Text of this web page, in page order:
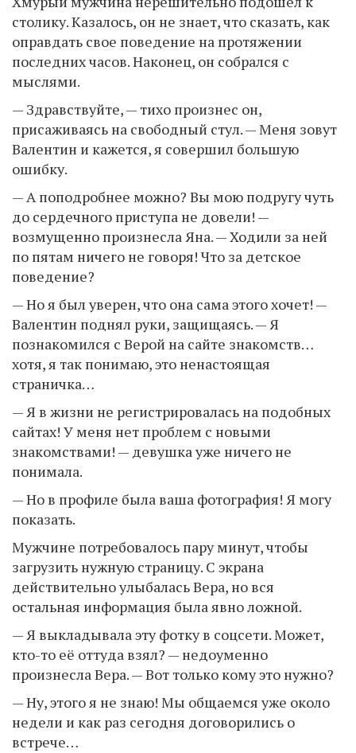
столику. Казалось, он не знает, что сказать, как
оправдать свое поведение на протяжении
последних часов. Наконец, он собрался с
мыслями.
— Здравствуйте, — тихо произнес он,
присаживаясь на свободный стул. — Меня зовут
Валентин и кажется, я совершил большую
ошибку.
— А поподробнее можно? Вы мою подругу чуть
до сердечного приступа не довели! —
возмущенно произнесла Яна. — Ходили за ней
по пятам ничего не говоря! Что за детское
поведение?
— Но я был уверен, что она сама этого хочет! —
Валентин поднял руки, защищаясь. — Я
познакомился с Верой на сайте знакомств…
хотя, я так понимаю, это ненастоящая
страничка…
— Я в жизни не регистрировалась на подобных
сайтах! У меня нет проблем с новыми
знакомствами! — девушка уже ничего не
понимала.
— Но в профиле была ваша фотография! Я могу
показать.
Мужчине потребовалось пару минут, чтобы
загрузить нужную страницу. С экрана
действительно улыбалась Вера, но вся
остальная информация была явно ложной.
— Я выкладывала эту фотку в соцсети. Может,
кто-то её оттуда взял? — недоуменно
произнесла Вера. — Вот только кому это нужно?
— Ну, этого я не знаю! Мы общаемся уже около
недели и как раз сегодня договорились о
встрече…